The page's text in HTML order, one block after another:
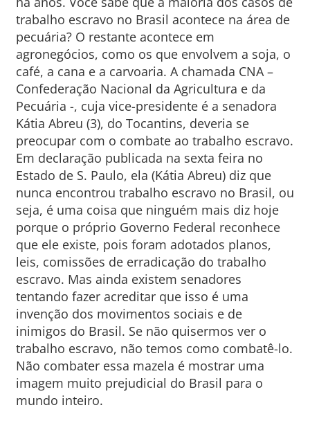
trabalho escravo no Brasil acontece na área de
pecuária? O restante acontece em
agronegócios, como os que envolvem a soja, o
café, a cana e a carvoaria. A chamada CNA –
Confederação Nacional da Agricultura e da
Pecuária -, cuja vice-presidente é a senadora
Kátia Abreu (3), do Tocantins, deveria se
preocupar com o combate ao trabalho escravo.
Em declaração publicada na sexta feira no
Estado de S. Paulo, ela (Kátia Abreu) diz que
nunca encontrou trabalho escravo no Brasil, ou
seja, é uma coisa que ninguém mais diz hoje
porque o próprio Governo Federal reconhece
que ele existe, pois foram adotados planos,
leis, comissões de erradicação do trabalho
escravo. Mas ainda existem senadores
tentando fazer acreditar que isso é uma
invenção dos movimentos sociais e de
inimigos do Brasil. Se não quisermos ver o
trabalho escravo, não temos como combatê-lo.
Não combater essa mazela é mostrar uma
imagem muito prejudicial do Brasil para o
mundo inteiro.